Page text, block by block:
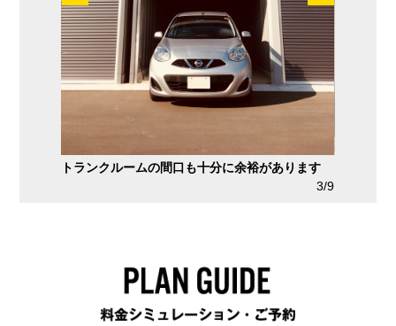
トランクルームの間口も十分に余裕があります
3/9